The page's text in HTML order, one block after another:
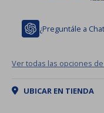
¿Preguntále a
Ver todas las opciones
UBICAR EN TIENDA